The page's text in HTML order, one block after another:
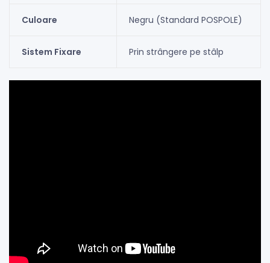
Culoare Negru (Standard POSPOLE)
Sistem Fixare Prin strângere pe stâlp